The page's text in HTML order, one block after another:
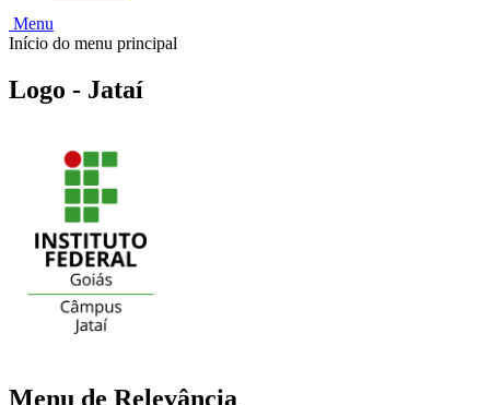
Menu
Início do menu principal
Logo - Jataí
Menu de Relevância